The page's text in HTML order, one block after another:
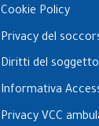
Cookie Policy
Privacy del
Diritti del
Informativa
Privacy VCC